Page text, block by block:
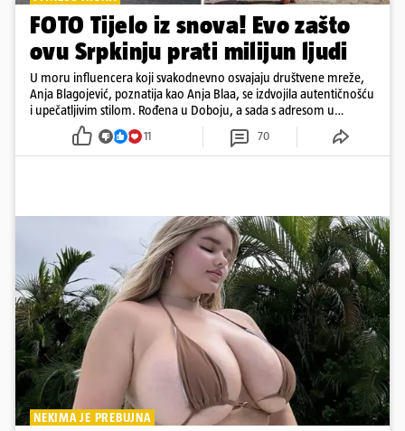
FOTO Tijelo iz snova! Evo zašto
ovu Srpkinju prati milijun ljudi
U moru influencera koji svakodnevno osvajaju društvene mreže,
Anja Blagojević, poznatija kao Anja Blaa, se izdvojila autentičnošću
i upečatljivim stilom. Rođena u Doboju, a sada s adresom u
Dubaiju, Anja je spoj glamura, discipline i mladenačke energije
11 70
NEKIMA JE PREBUJNA